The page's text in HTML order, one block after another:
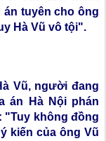
án tuyên cho ông
Hà Vũ vô tội".
Vũ, người đang
án Hà Nội phán
"Tuy không đồng
kiến của ông Vũ